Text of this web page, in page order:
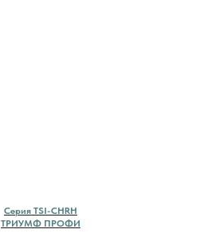
Cерия TSI-CHRH
ТРИУМФ ПРОФИ